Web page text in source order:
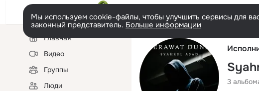
Мы используем cookie-файлы, чтобы улучшить сервисы для
законный представитель. Больше информации
Левая
колонкаГлавная
Видео
Группы
Люди
3